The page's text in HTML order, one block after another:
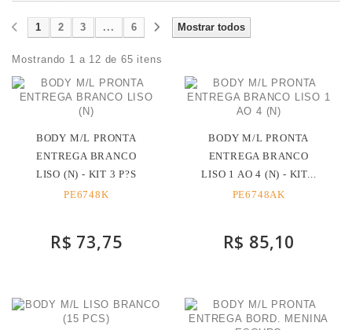
Mostrar todos
1 2 3 ... 6
Mostrando 1 a 12 de 65 itens
BODY M/L PRONTA
ENTREGA BRANCO
LISO (N) - KIT 3 P?S
PE6748K
R$ 73,75
BODY M/L PRONTA
ENTREGA BRANCO
LISO 1 AO 4 (N) - KIT...
PE6748AK
R$ 85,10